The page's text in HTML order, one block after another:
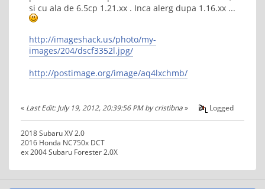
si cu ala de 6.5cp 1.21.xx . Inca alerg dupa 1.16.xx ...
http://imageshack.us/photo/my-
images/204/dscf3352l.jpg/
http://postimage.org/image/aq4lxchmb/
« Last Edit: July 19, 2012, 20:39:56 PM by cristibna» Logged
2018 Subaru XV 2.0
2016 Honda NC750x DCT
ex 2004 Subaru Forester 2.0X